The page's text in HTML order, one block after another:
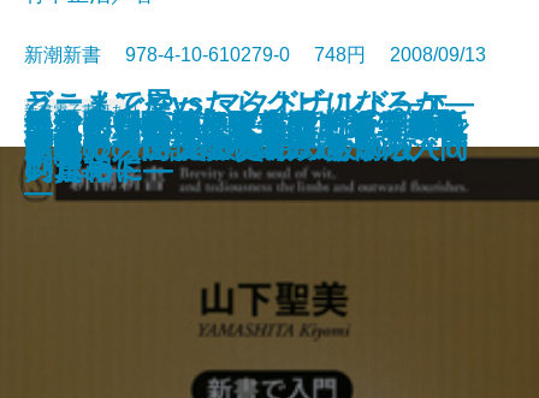
〈人使い〉の極意―乱世を生き抜
いた知将の至言―
人間の覚悟
テレビ番外地―東京12チャンネル
の奇跡―
先生と生徒の恋愛問題
民主党―野望と野合のメカニズム
―
迷惑メールは誰が出す？
源氏物語ものがたり
だから混浴はやめられない
手ごわい頭脳―アメリカン弁護士
の思考法―
ラーメン屋vs.マクドナルド―エ
コノミストが読み解く日米の深層
―
新潮新書 978-4-10-610279-0 748円 2008/09/13
新書電子書籍あり
新書で入門 宮沢賢治のちから
文豪たちの大陸横断鉄道
「名医」のウソ―病院で損をしな
いために―
気骨の判決―東條英機と闘った裁
判官―
ニッポンの評判―世界17カ国最新
レポート―
どこまでやったらクビになるか―
サラリーマンのための労働法入門
―
新書で入門 ジャズの鉄板50枚＋α
昭和史の逆説
世紀のラブレター
地獄の日本兵―ニューギニア戦線
の真相―